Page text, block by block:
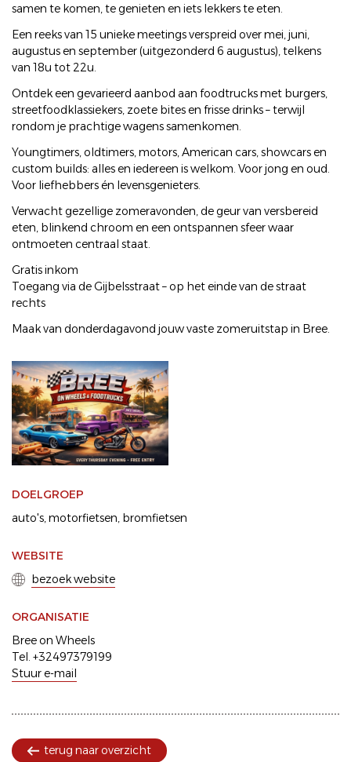
samen te komen, te genieten en iets lekkers te eten.
Een reeks van 15 unieke meetings verspreid over mei, juni,
augustus en september (uitgezonderd 6 augustus), telkens
van 18u tot 22u.
Ontdek een gevarieerd aanbod aan foodtrucks met burgers,
streetfoodklassiekers, zoete bites en frisse drinks – terwijl
rondom je prachtige wagens samenkomen.
Youngtimers, oldtimers, motors, American cars, showcars en
custom builds: alles en iedereen is welkom. Voor jong en oud.
Voor liefhebbers én levensgenieters.
Verwacht gezellige zomeravonden, de geur van versbereid
eten, blinkend chroom en een ontspannen sfeer waar
ontmoeten centraal staat.
Gratis inkom
Toegang via de Gijbelsstraat – op het einde van de straat
rechts
Maak van donderdagavond jouw vaste zomeruitstap in Bree.
DOELGROEP
auto's motorfietsen bromfietsen
WEBSITE
bezoek website
ORGANISATIE
Bree on Wheels
Tel. +32497379199
Stuur e-mail
terug naar overzicht